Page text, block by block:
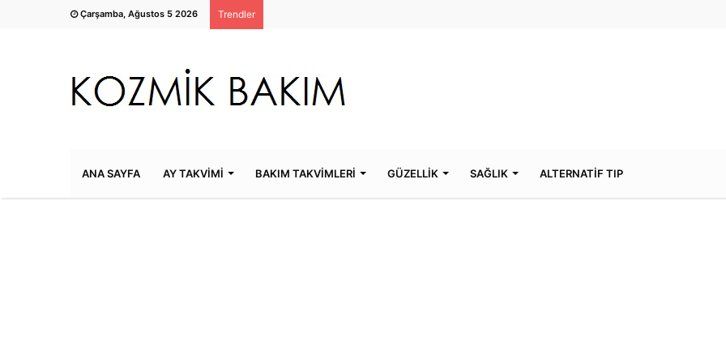
Çarşamba, Ağustos 5 2026 Trendler
ANA SAYFA AY TAKVİMİ BAKIM TAKVİMLERİ GÜZELLİK SAĞLIK ALTERNATİF TIP